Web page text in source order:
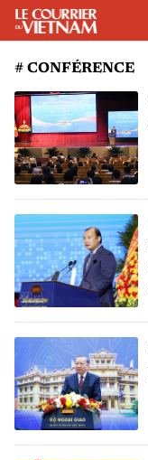
# CONFÉRENCE